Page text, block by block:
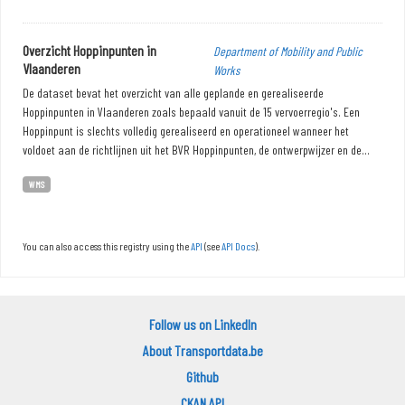
Overzicht Hoppinpunten in
Vlaanderen
Department of Mobility and Public
Works
De dataset bevat het overzicht van alle geplande en gerealiseerde
Hoppinpunten in Vlaanderen zoals bepaald vanuit de 15 vervoerregio's. Een
Hoppinpunt is slechts volledig gerealiseerd en operationeel wanneer het
voldoet aan de richtlijnen uit het BVR Hoppinpunten, de ontwerpwijzer en de...
WMS
You can also access this registry using theAPI (seeAPI Docs).
Follow us on LinkedIn
About Transportdata.be
Github